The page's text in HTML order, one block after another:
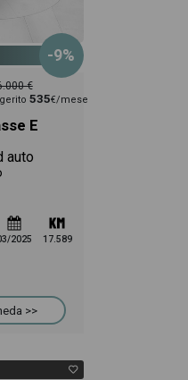
-9%
€
535€/mese
E
auto
2025 17.589
>>